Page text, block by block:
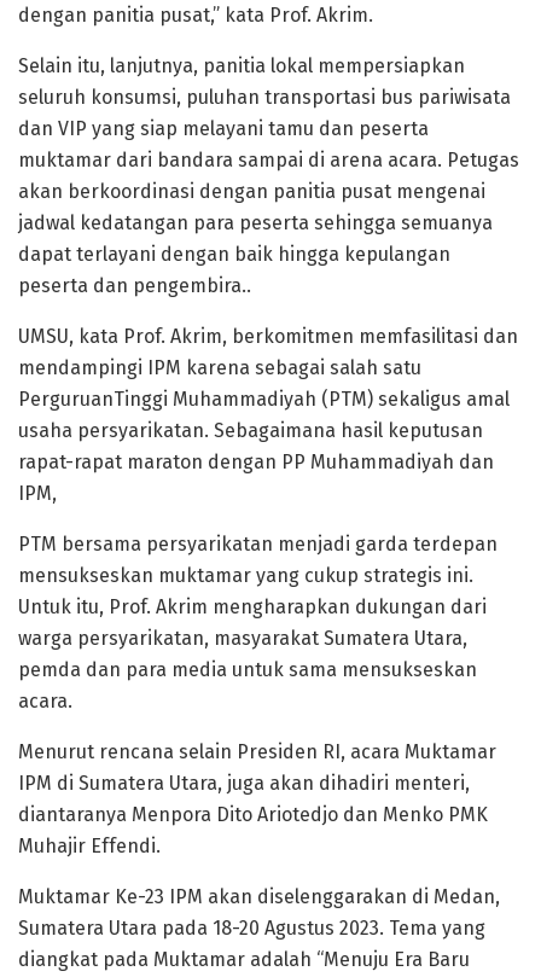
dengan panitia pusat,” kata Prof. Akrim.
Selain itu, lanjutnya, panitia lokal mempersiapkan
seluruh konsumsi, puluhan transportasi bus pariwisata
dan VIP yang siap melayani tamu dan peserta
muktamar dari bandara sampai di arena acara. Petugas
akan berkoordinasi dengan panitia pusat mengenai
jadwal kedatangan para peserta sehingga semuanya
dapat terlayani dengan baik hingga kepulangan
peserta dan pengembira..
UMSU, kata Prof. Akrim, berkomitmen memfasilitasi dan
mendampingi IPM karena sebagai salah satu
PerguruanTinggi Muhammadiyah (PTM) sekaligus amal
usaha persyarikatan. Sebagaimana hasil keputusan
rapat-rapat maraton dengan PP Muhammadiyah dan
IPM,
PTM bersama persyarikatan menjadi garda terdepan
mensukseskan muktamar yang cukup strategis ini.
Untuk itu, Prof. Akrim mengharapkan dukungan dari
warga persyarikatan, masyarakat Sumatera Utara,
pemda dan para media untuk sama mensukseskan
acara.
Menurut rencana selain Presiden RI, acara Muktamar
IPM di Sumatera Utara, juga akan dihadiri menteri,
diantaranya Menpora Dito Ariotedjo dan Menko PMK
Muhajir Effendi.
Muktamar Ke-23 IPM akan diselenggarakan di Medan,
Sumatera Utara pada 18-20 Agustus 2023. Tema yang
diangkat pada Muktamar adalah “Menuju Era Baru